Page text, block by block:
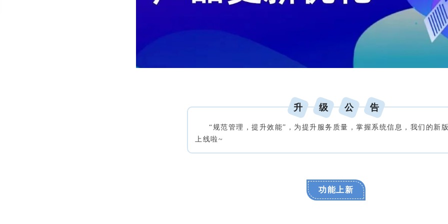
升 级 公 告
“规范管理，提升效能”，为提升服务质量，掌握系统信息，我们的新
上线啦~
功能上新